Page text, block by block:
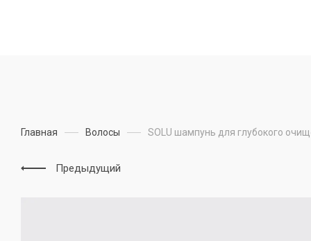
Главная Волосы SOLU шампунь для глубокого
Предыдущий